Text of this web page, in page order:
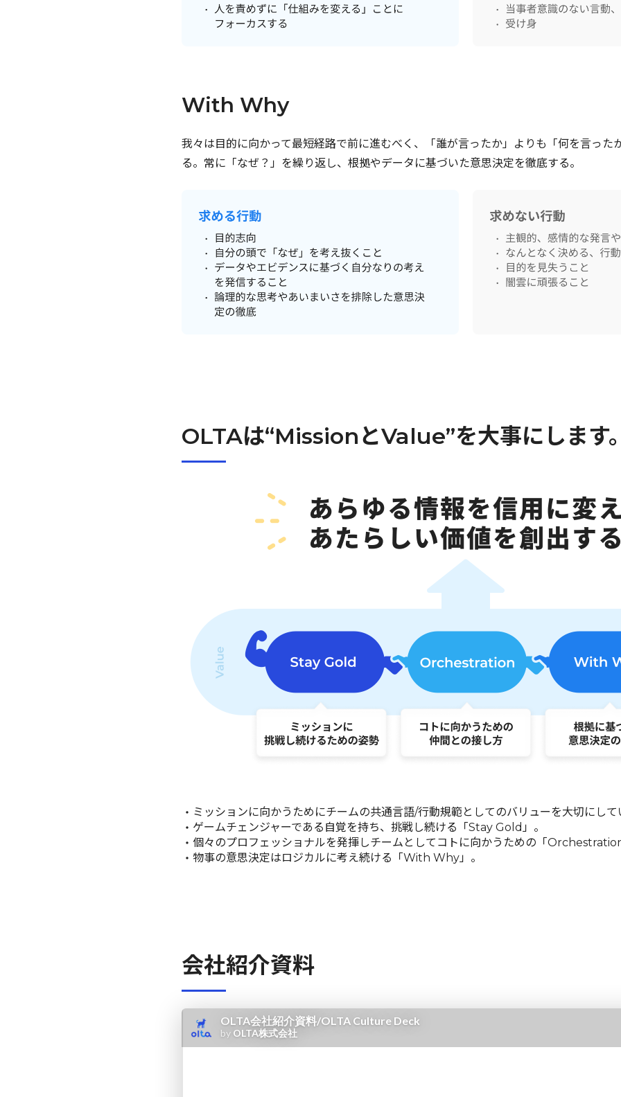
With Why
我々は目的に向かって最短経路で前に進むべく、「誰が言ったか」よりも「何を言った
る。常に「なぜ？」を繰り返し、根拠やデータに基づいた意思決定を徹底する。
OLTAは“MissionとValue”を大事にします
ミッションに向かうためにチームの共通言語/行動規範としてのバリューを大切にして
ゲームチェンジャーである自覚を持ち、挑戦し続ける「Stay Gold」。
個々のプロフェッショナルを発揮しチームとしてコトに向かうための「
物事の意思決定はロジカルに考え続ける「With Why」。
会社紹介資料